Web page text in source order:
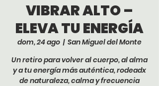
VIBRAR ALTO –
ELEVA TU ENERGÍA
dom, 24 ago
  |
San Miguel del Monte
Un retiro para volver al cuerpo, al alma
y a tu energía más auténtica, rodeadx
de naturaleza, calma y frecuencia